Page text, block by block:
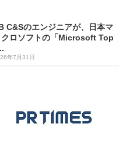
C&Sのエンジニアが、日本マ
クロソフトの「Microsoft Top
年7月31日